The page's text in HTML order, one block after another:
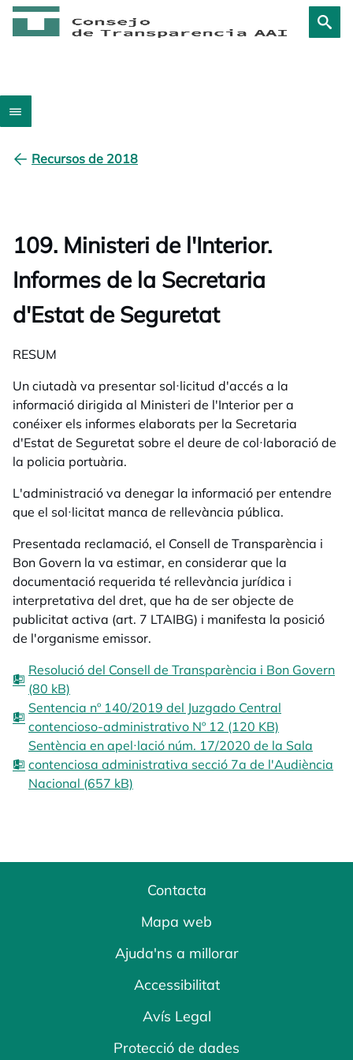
Recursos de 2018
109. Ministeri de l'Interior.
Informes de la Secretaria
d'Estat de Seguretat
RESUM
Un ciutadà va presentar sol·licitud d'accés a la
informació dirigida al Ministeri de l'Interior per a
conéixer els informes elaborats per la Secretaria
d'Estat de Seguretat sobre el deure de col·laboració de
la policia portuària.
L'administració va denegar la informació per entendre
que el sol·licitat manca de rellevància pública.
Presentada reclamació, el Consell de Transparència i
Bon Govern la va estimar, en considerar que la
documentació requerida té rellevància jurídica i
interpretativa del dret, que ha de ser objecte de
publicitat activa (art. 7 LTAIBG) i manifesta la posició
de l'organisme emissor.
Resolució del Consell de Transparència i Bon Govern
(80 kB)
Sentencia nº 140/2019 del Juzgado Central
contencioso-administrativo Nº 12 (120 KB)
Sentència en apel·lació núm. 17/2020 de la Sala
contenciosa administrativa secció 7a de l'Audiència
Nacional (657 kB)
Contacta
Mapa web
Ajuda'ns a millorar
Accessibilitat
Avís Legal
Protecció de dades